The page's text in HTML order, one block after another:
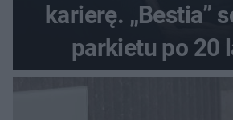
karierę. „Bestia”
parkietu po 20